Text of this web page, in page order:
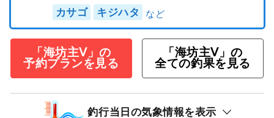
カサゴ キジハタ
「海坊主Ⅴ」の
予約プランを見る
「海坊主Ⅴ」の
全ての釣果を見る
釣行当日の気象情報を表示